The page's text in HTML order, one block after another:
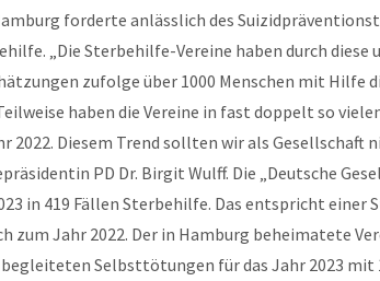
forderte anlässlich des
„Die Sterbehilfe-Vereine haben durch diese
zufolge über 1000 Menschen mit Hilfe
haben die Vereine in fast doppelt so
2022. Diesem Trend sollten wir als Gesellschaft
PD Dr. Birgit Wulff. Die „Deutsche
in 419 Fällen Sterbehilfe. Das entspricht einer
zum Jahr 2022. Der in Hamburg beheimatete
Selbsttötungen für das Jahr 2023 mit